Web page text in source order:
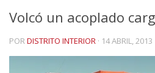
Volcó un acoplado
PORDISTRITO INTERIOR · 14 ABRIL, 2013